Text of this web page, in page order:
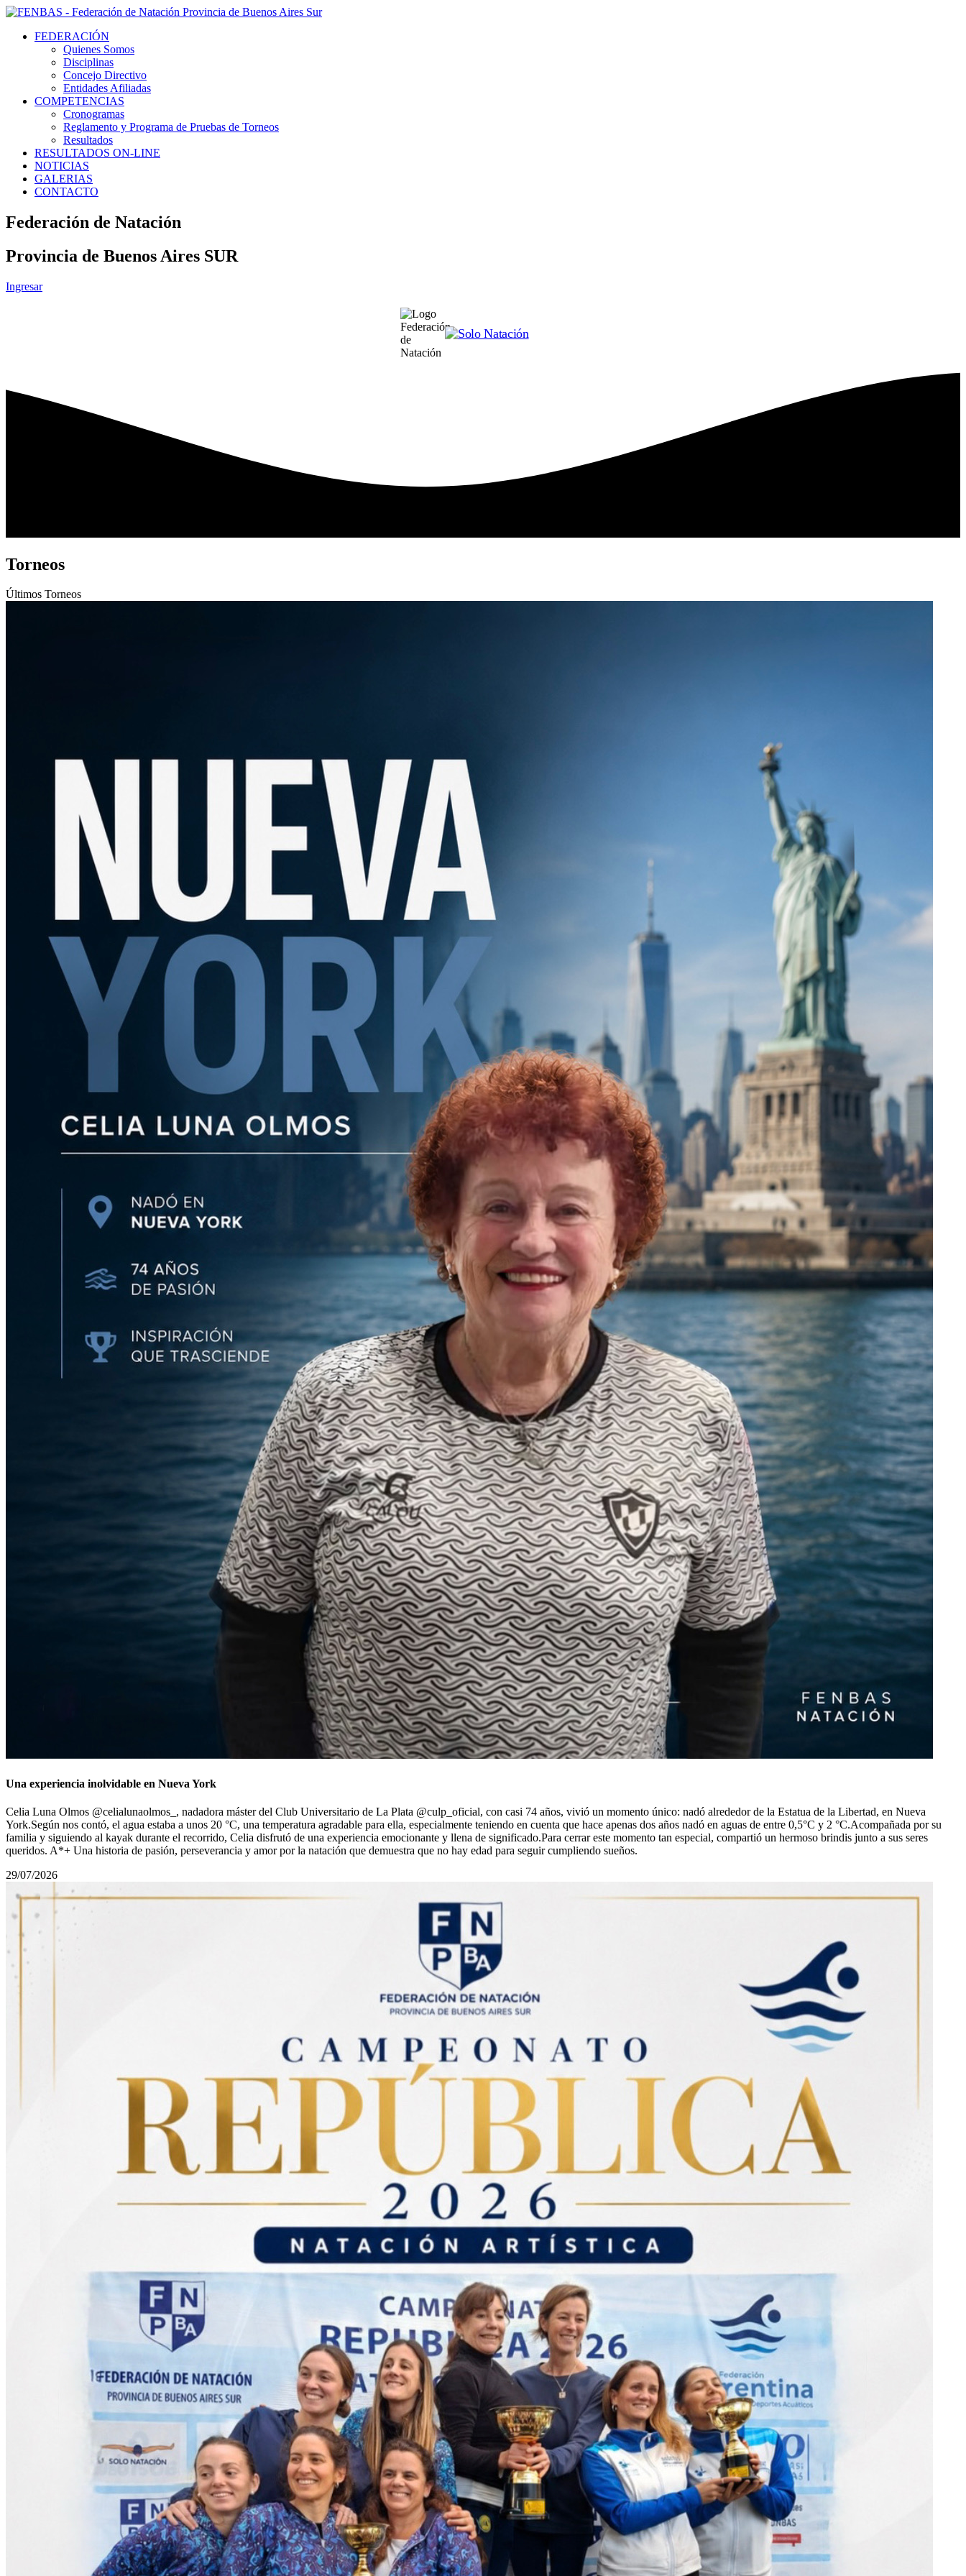
FEDERACIÓN
Quienes Somos
Disciplinas
Concejo Directivo
Entidades Afiliadas
COMPETENCIAS
Cronogramas
Reglamento y Programa de Pruebas de Torneos
Resultados
RESULTADOS ON-LINE
NOTICIAS
GALERIAS
CONTACTO
Federación de Natación
Provincia de Buenos Aires SUR
Ingresar
Torneos
Últimos Torneos
Una experiencia inolvidable en Nueva York
Celia Luna Olmos @celialunaolmos_, nadadora máster del Club Universitario de La Plata @culp_oficial, con casi 74 años, vivió un momento único: nadó alrededor de la Estatua de la Libertad, en Nueva
York.Según nos contó, el agua estaba a unos 20 °C, una temperatura agradable para ella, especialmente teniendo en cuenta que hace apenas dos años nadó en aguas de entre 0,5°С y 2 °C.Acompañada por su
familia y siguiendo al kayak durante el recorrido, Celia disfrutó de una experiencia emocionante y llena de significado.Para cerrar este momento tan especial, compartió un hermoso brindis junto a sus seres
queridos. A*+ Una historia de pasión, perseverancia y amor por la natación que demuestra que no hay edad para seguir cumpliendo sueños.
29/07/2026